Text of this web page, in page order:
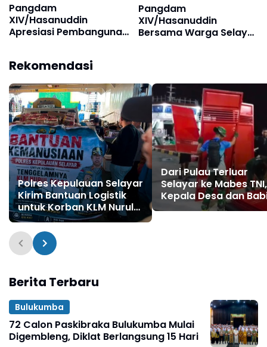
Pangdam
XIV/Hasanuddin
Apresiasi Pembangunan
Pangdam
XIV/Hasanuddin
Bersama Warga Selayar
Rekomendasi
Polres Kepulauan Selayar
Kirim Bantuan Logistik
untuk Korban KLM Nurul
Salsa di Pulau Jampea
Dari Pulau Terluar
Selayar ke Mabes TNI,
Kepala Desa dan
Ma'minasa Tuai
Berita Terbaru
Bulukumba
72 Calon Paskibraka Bulukumba Mulai
Digembleng, Diklat Berlangsung 15 Hari